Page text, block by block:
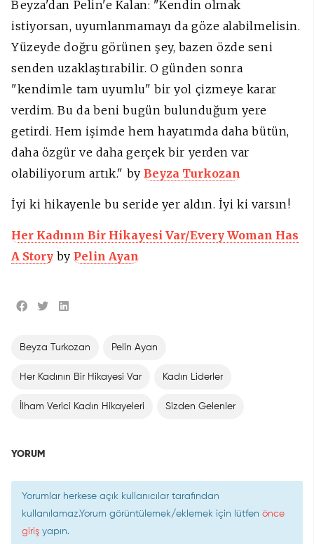
Beyza'dan Pelin'e Kalan: "Kendin olmak
istiyorsan, uyumlanmamayı da göze alabilmelisin.
Yüzeyde doğru görünen şey, bazen özde seni
senden uzaklaştırabilir. O günden sonra
"kendimle tam uyumlu" bir yol çizmeye karar
verdim. Bu da beni bugün bulunduğum yere
getirdi. Hem işimde hem hayatımda daha bütün,
daha özgür ve daha gerçek bir yerden var
olabiliyorum artık." byBeyza Turkozan
İyi ki hikayenle bu seride yer aldın. İyi ki varsın!
Her Kadının Bir Hikayesi Var/Every Woman Has
A Story byPelin Ayan
Beyza Turkozan Pelin Ayan
Her Kadının Bir Hikayesi Var Kadın Liderler
İlham Verici Kadın Hikayeleri Sizden Gelenler
YORUM
Yorumlar herkese açık kullanıcılar tarafından
kullanılamaz.Yorum görüntülemek/eklemek için lütfen önce
giriş yapın.